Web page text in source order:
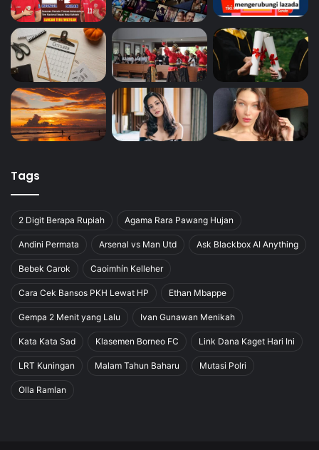
Tags
2 Digit Berapa Rupiah Agama Rara Pawang Hujan
Andini Permata Arsenal vs Man Utd Ask Blackbox AI Anything
Bebek Carok Caoimhín Kelleher
Cara Cek Bansos PKH Lewat HP Ethan Mbappe
Gempa 2 Menit yang Lalu Ivan Gunawan Menikah
Kata Kata Sad Klasemen Borneo FC Link Dana Kaget Hari Ini
LRT Kuningan Malam Tahun Baharu Mutasi Polri
Olla Ramlan